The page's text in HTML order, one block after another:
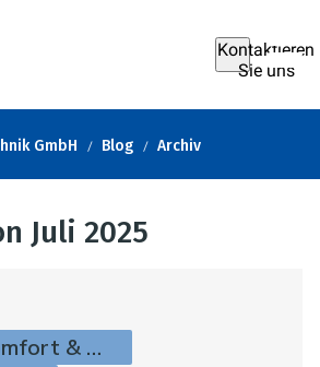
Kontaktieren
Sie uns
GmbH Blog Archiv
Juli 2025
Komfort & Hygiene